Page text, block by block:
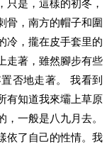
是，這樣的初冬，
骨，南方的帽子和圍
冷，攏在皮手套里的
走著，雖然腳步有些
否地走著。 我看到
有知道我來壩上草原
一般是八九月去。
依了自己的性情。我